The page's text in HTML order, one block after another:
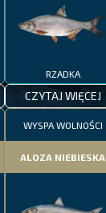
RZADKA
CZYTAJ WIĘCEJ
WYSPA WOLNOŚCI
ALOZA NIEBIESKA